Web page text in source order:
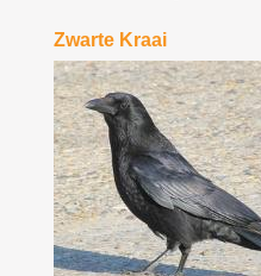
Zwarte Kraai